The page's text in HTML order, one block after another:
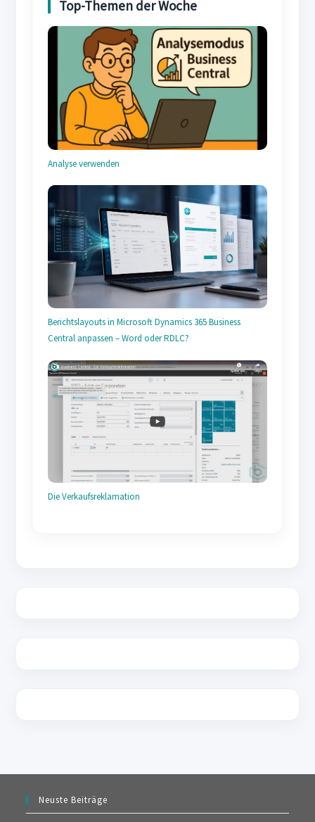
Analyse verwenden
Berichtslayouts in Microsoft Dynamics 365 Business
Central anpassen – Word oder RDLC?
Die Verkaufsreklamation
Neuste Beiträge